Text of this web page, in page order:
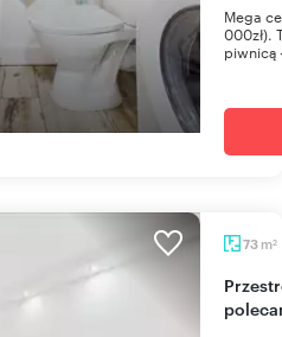
Mega
000zł).
piwnicą
73 m2
Przestronne 6 pokoi z balkonem i dużą piwnicą -